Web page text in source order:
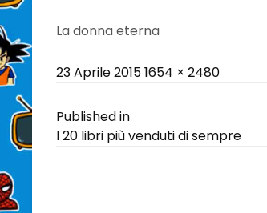
La donna eterna
Posted
23 Aprile 2015Full
1654 × 2480
Navigazione
articoli
Published in
I 20 libri più venduti di sempre